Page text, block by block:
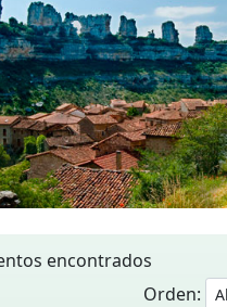
encontrados
Orden: